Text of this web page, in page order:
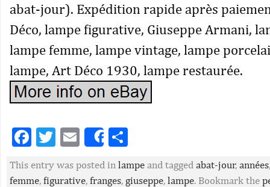
abat-jour). Expédition rapide après
Déco, lampe figurative, Giuseppe Armani,
lampe femme, lampe vintage, lampe
lampe, Art Déco 1930, lampe restaurée.
Facebook
Twitter
EmailShare
This entry was posted in lampe and tagged abat-jour, années
femme, figurative, franges, giuseppe, lampe. Bookmark the